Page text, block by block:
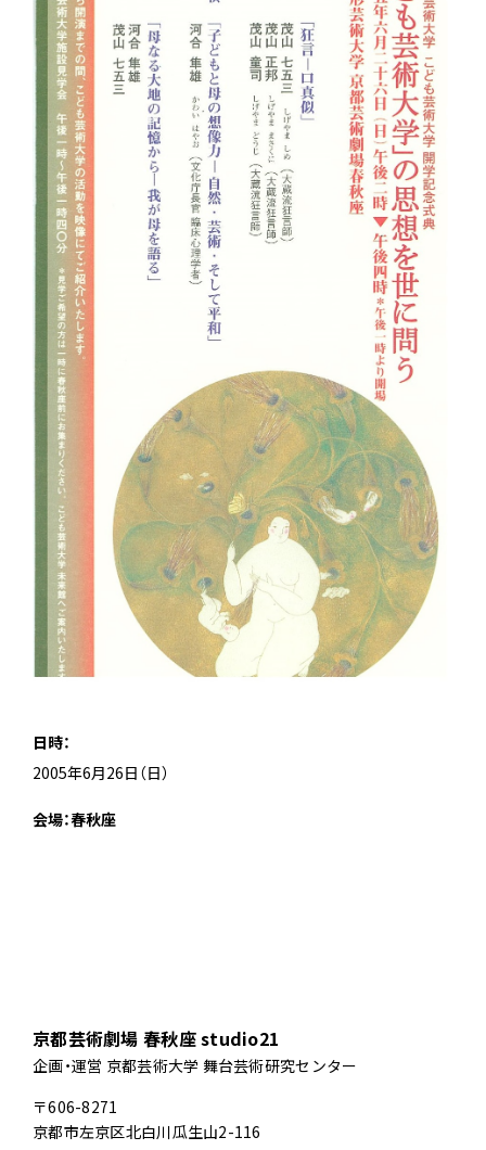
日時：
2005年6月26日（日）
会場：春秋座
京都芸術劇場 春秋座 studio21
企画・運営 京都芸術大学 舞台芸術研究センター
〒606-8271
京都市左京区北白川瓜生山2-116